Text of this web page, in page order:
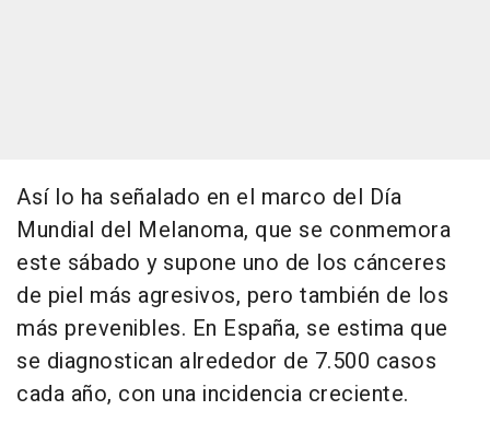
Así lo ha señalado en el marco del Día
Mundial del Melanoma, que se conmemora
este sábado y supone uno de los cánceres
de piel más agresivos, pero también de los
más prevenibles. En España, se estima que
se diagnostican alrededor de 7.500 casos
cada año, con una incidencia creciente.